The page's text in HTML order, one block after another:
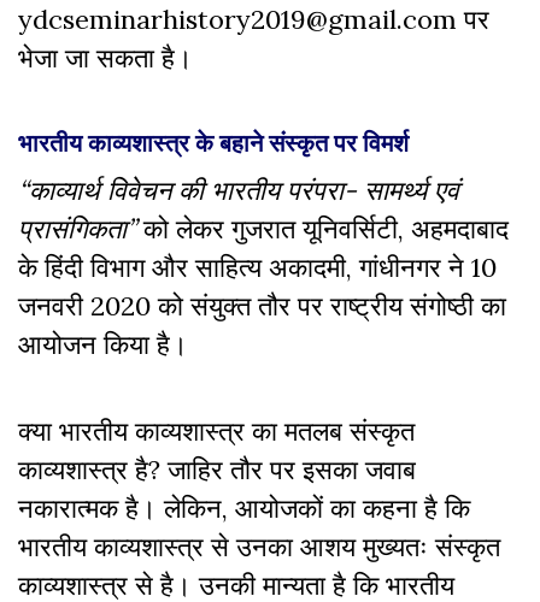
ydcseminarhistory2019@gmail.com पर
भेजा जा सकता है।
भारतीय काव्यशास्त्र के बहाने संस्कृत पर विमर्श
“काव्यार्थ विवेचन की भारतीय परंपरा- सामर्थ्य एवं
प्रासंगिकता”को लेकर गुजरात यूनिवर्सिटी, अहमदाबाद
के हिंदी विभाग और साहित्य अकादमी, गांधीनगर ने 10
जनवरी 2020 को संयुक्त तौर पर राष्ट्रीय संगोष्ठी का
आयोजन किया है।
क्या भारतीय काव्यशास्त्र का मतलब संस्कृत
काव्यशास्त्र है? जाहिर तौर पर इसका जवाब
नकारात्मक है। लेकिन, आयोजकों का कहना है कि
भारतीय काव्यशास्त्र से उनका आशय मुख्यतः संस्कृत
काव्यशास्त्र से है। उनकी मान्यता है कि भारतीय